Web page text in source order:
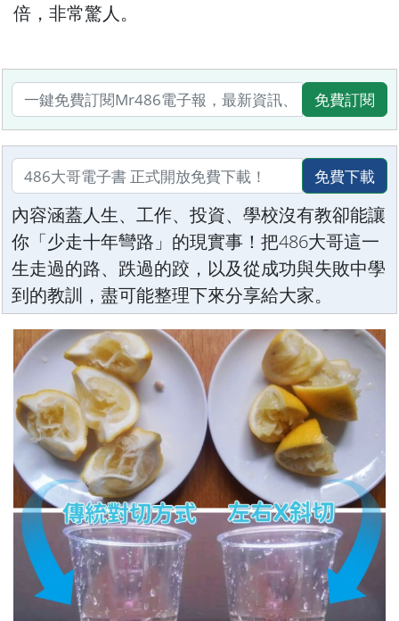
倍，非常驚人。
免費訂閱
免費下載
內容涵蓋人生、工作、投資、學校沒有教卻能讓
你「少走十年彎路」的現實事！把486大哥這一
生走過的路、跌過的跤，以及從成功與失敗中學
到的教訓，盡可能整理下來分享給大家。